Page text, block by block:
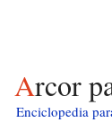
Arcor
Enciclopedia